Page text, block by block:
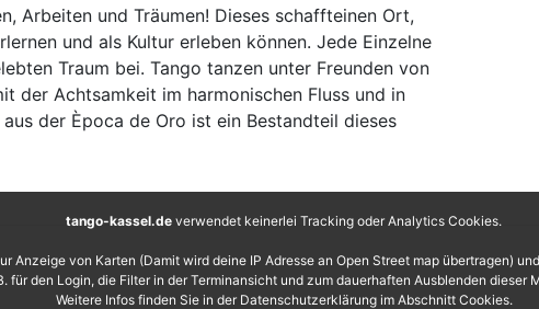
Arbeiten und Träumen! Dieses schaffteinen Ort,
und als Kultur erleben können. Jede Einzelne
Traum bei. Tango tanzen unter Freunden von
der Achtsamkeit im harmonischen Fluss und in
der Època de Oro ist ein Bestandteil dieses
tango-kassel.de verwendet keinerlei Tracking oder Analytics Cookies.
Anzeige von Karten (Damit wird deine IP Adresse an Open Street map übertragen)
für den Login, die Filter in der Terminansicht und zum dauerhaften Ausblenden dieser
Weitere Infos finden Sie in der Datenschutzerklärung im Abschnitt Cookies.